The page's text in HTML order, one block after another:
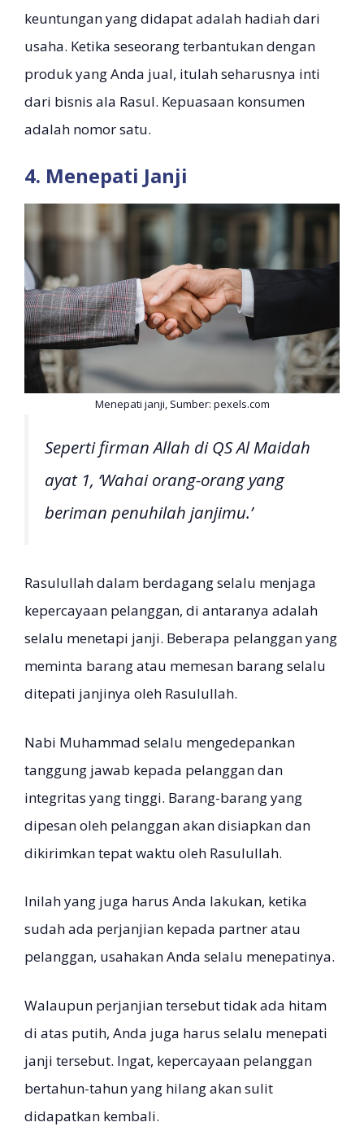
keuntungan yang didapat adalah hadiah dari
usaha. Ketika seseorang terbantukan dengan
produk yang Anda jual, itulah seharusnya inti
dari bisnis ala Rasul. Kepuasaan konsumen
adalah nomor satu.
4. Menepati Janji
Menepati janji, Sumber: pexels.com
Seperti firman Allah di QS Al Maidah
ayat 1, ‘Wahai orang-orang yang
beriman penuhilah janjimu.’
Rasulullah dalam berdagang selalu menjaga
kepercayaan pelanggan, di antaranya adalah
selalu menetapi janji. Beberapa pelanggan yang
meminta barang atau memesan barang selalu
ditepati janjinya oleh Rasulullah.
Nabi Muhammad selalu mengedepankan
tanggung jawab kepada pelanggan dan
integritas yang tinggi. Barang-barang yang
dipesan oleh pelanggan akan disiapkan dan
dikirimkan tepat waktu oleh Rasulullah.
Inilah yang juga harus Anda lakukan, ketika
sudah ada perjanjian kepada partner atau
pelanggan, usahakan Anda selalu menepatinya.
Walaupun perjanjian tersebut tidak ada hitam
di atas putih, Anda juga harus selalu menepati
janji tersebut. Ingat, kepercayaan pelanggan
bertahun-tahun yang hilang akan sulit
didapatkan kembali.